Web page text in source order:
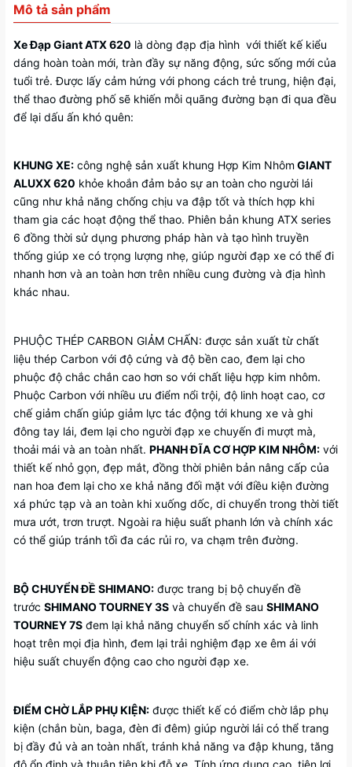
Mô tả sản phẩm
Xe Đạp Giant ATX 620 là dòng đạp địa hình với thiết kế kiểu
dáng hoàn toàn mới, tràn đầy sự năng động, sức sống mới của
tuổi trẻ. Được lấy cảm hứng với phong cách trẻ trung, hiện đại,
thể thao đường phố sẽ khiến mỗi quãng đường bạn đi qua đều
để lại dấu ấn khó quên:
KHUNG XE: công nghệ sản xuất khung Hợp Kim Nhôm GIANT
ALUXX 620 khỏe khoắn đảm bảo sự an toàn cho người lái
cũng như khả năng chống chịu va đập tốt và thích hợp khi
tham gia các hoạt động thể thao. Phiên bản khung ATX series
6 đồng thời sử dụng phương pháp hàn và tạo hình truyền
thống giúp xe có trọng lượng nhẹ, giúp người đạp xe có thể đi
nhanh hơn và an toàn hơn trên nhiều cung đường và địa hình
khác nhau.
PHUỘC THÉP CARBON GIẢM CHẤN: được sản xuất từ chất
liệu thép Carbon với độ cứng và độ bền cao, đem lại cho
phuộc độ chắc chắn cao hơn so với chất liệu hợp kim nhôm.
Phuộc Carbon với nhiều ưu điểm nổi trội, độ linh hoạt cao, cơ
chế giảm chấn giúp giảm lực tác động tới khung xe và ghi
đông tay lái, đem lại cho người đạp xe chuyến đi mượt mà,
thoải mái và an toàn nhất. PHANH ĐĨA CƠ HỢP KIM NHÔM: với
thiết kế nhỏ gọn, đẹp mắt, đồng thời phiên bản nâng cấp của
nan hoa đem lại cho xe khả năng đối mặt với điều kiện đường
xá phức tạp và an toàn khi xuống dốc, di chuyển trong thời tiết
mưa ướt, trơn trượt. Ngoài ra hiệu suất phanh lớn và chính xác
có thể giúp tránh tối đa các rủi ro, va chạm trên đường.
BỘ CHUYỂN ĐỀ SHIMANO: được trang bị bộ chuyển đề
trước SHIMANO TOURNEY 3S và chuyển đề sau SHIMANO
TOURNEY 7S đem lại khả năng chuyển số chính xác và linh
hoạt trên mọi địa hình, đem lại trải nghiệm đạp xe êm ái với
hiệu suất chuyển động cao cho người đạp xe.
ĐIỂM CHỜ LẮP PHỤ KIỆN: được thiết kế có điểm chờ lắp phụ
kiện (chắn bùn, baga, đèn đi đêm) giúp người lái có thể trang
bị đầy đủ và an toàn nhất, tránh khả năng va đập khung, tăng
độ ổn định và thuận tiện khi đỗ xe. Tính ứng dụng cao, tiện lợi